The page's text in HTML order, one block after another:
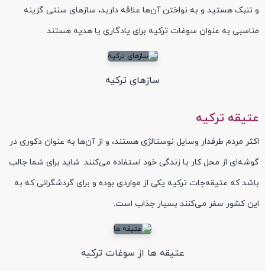
و تنبک هستید و به نواختن آن‌ها علاقه دارید، ساز‌های سنتی گزینه
مناسبی به عنوان سوغات ترکیه برای یادگاری یا هدیه هستند.
سازهای ترکیه
عتیقه ترکیه
اکثر مردم طرفدار وسایل نوستالژی هستند، و از آن‌ها به عنوان دکوری در
گوشه‌ای از محل کار یا زندگی خود استفاده می‌کنند. شاید برای شما جالب
باشد که عتیقه‌جات ترکیه یکی از مواردی بوده و برای گردشگرانی که به
این کشور سفر می‌کنند بسیار جذاب است.
عتیقه ها از سوغات ترکیه